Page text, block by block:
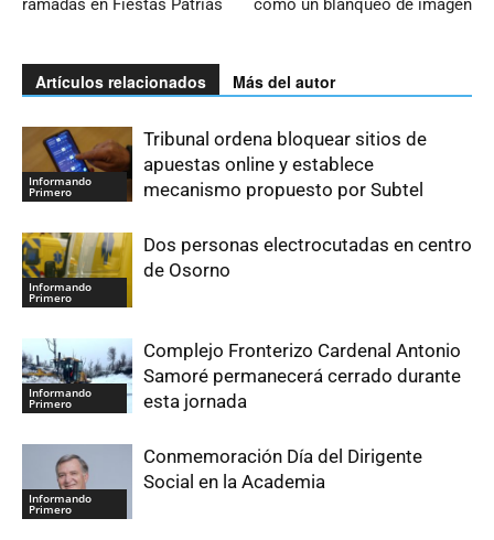
ramadas en Fiestas Patrias
como un blanqueo de imagen
Artículos relacionados Más del autor
Informando
Primero
Tribunal ordena bloquear sitios de
apuestas online y establece
mecanismo propuesto por Subtel
Informando
Primero
Dos personas electrocutadas en centro
de Osorno
Informando
Primero
Complejo Fronterizo Cardenal Antonio
Samoré permanecerá cerrado durante
esta jornada
Informando
Primero
Conmemoración Día del Dirigente
Social en la Academia